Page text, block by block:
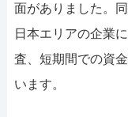
面がありました。
日本エリアの企業
査、短期間での資
います。